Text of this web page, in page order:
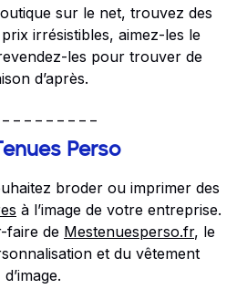
sur le net, trouvez des
irrésistibles, aimez-les le
les pour trouver de
d’après.
Perso
broder ou imprimer des
à l’image de votre entreprise.
faire de Mestenuesperso.fr, le
et du vêtement
d’image.